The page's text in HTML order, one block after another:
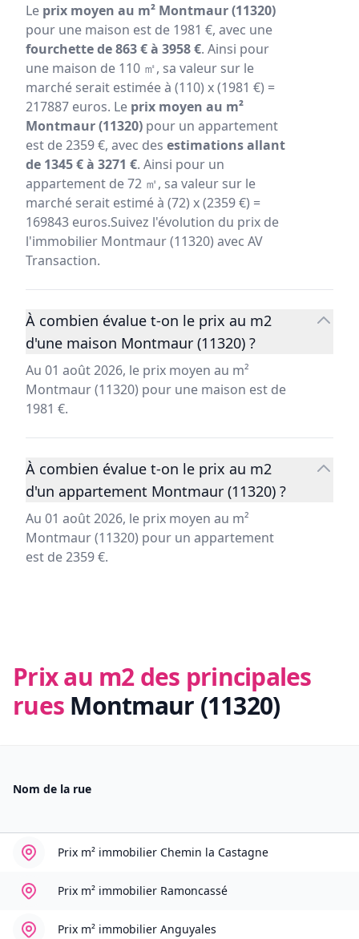
Le prix moyen au m² Montmaur (11320)
pour une maison est de 1981 €, avec une
fourchette de 863 € à 3958 €. Ainsi pour
une maison de 110 ㎡, sa valeur sur le
marché serait estimée à (110) x (1981 €) =
217887 euros. Le prix moyen au m²
Montmaur (11320) pour un appartement
est de 2359 €, avec des estimations allant
de 1345 € à 3271 €. Ainsi pour un
appartement de 72 ㎡, sa valeur sur le
marché serait estimé à (72) x (2359 €) =
169843 euros.Suivez l'évolution du prix de
l'immobilier Montmaur (11320) avec AV
Transaction.
À combien évalue t-on le prix au m2
d'une maison Montmaur (11320) ?
Au 01 août 2026, le prix moyen au m²
Montmaur (11320) pour une maison est de
1981 €.
À combien évalue t-on le prix au m2
d'un appartement Montmaur (11320) ?
Au 01 août 2026, le prix moyen au m²
Montmaur (11320) pour un appartement
est de 2359 €.
Prix au m2 des principales
rues Montmaur (11320)
Nom de la rue
Prix m² immobilier Chemin la Castagne
Prix m² immobilier Ramoncassé
Prix m² immobilier Anguyales